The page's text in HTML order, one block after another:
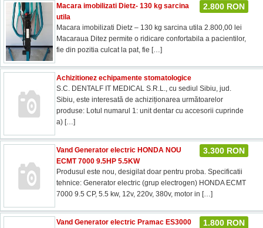
2.800 RON
Macara imobilizati Dietz- 130 kg sarcina
utila
Macara imobilizati Dietz – 130 kg sarcina utila 2.800,00 lei
Macaraua Ditez permite o ridicare confortabila a pacientilor,
fie din pozitia culcat la pat, fie […]
Achizitionez echipamente stomatologice
S.C. DENTALF IT MEDICAL S.R.L., cu sediul Sibiu, jud.
Sibiu, este interesată de achiziționarea următoarelor
produse: Lotul numarul 1: unit dentar cu accesorii cuprinde
a) […]
3.300 RON
Vand Generator electric HONDA NOU
ECMT 7000 9.5HP 5.5KW
Produsul este nou, desigilat doar pentru proba. Specificatii
tehnice: Generator electric (grup electrogen) HONDA ECMT
7000 9.5 CP, 5.5 kw, 12v, 220v, 380v, motor in […]
1.800 RON
Vand Generator electric Pramac ES3000